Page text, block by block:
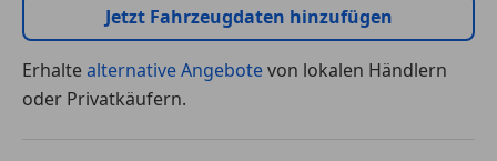
Jetzt Fahrzeugdaten hinzufügen
Erhaltealternative Angebotevon lokalen Händlern
oder Privatkäufern.